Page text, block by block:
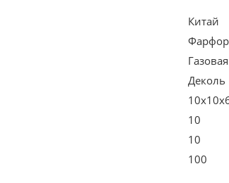
Китай
Фарфор
Деколь
10
10
100